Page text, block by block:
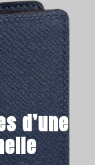
d’une